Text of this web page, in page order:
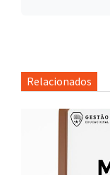
Relacionados